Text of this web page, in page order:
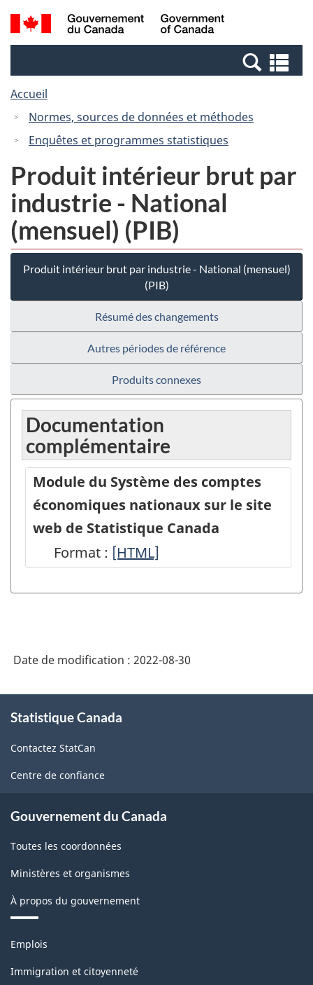
Passer
au
Passer
à
Canada
Recherche
et
et
Accueil
Normes, sources de données et méthodes
Enquêtes et programmes statistiques
Produit intérieur brut par
industrie - National
(mensuel) (PIB)
Produit intérieur brut par industrie - National (mensuel)
(PIB)
Résumé des changements
Autres périodes de référence
Produits connexes
Documentation
complémentaire
Module du Système des comptes
économiques nationaux sur le site
web de Statistique Canada
Format : Module
Système
économiques
nationaux
sur
de
Canada
-
HTML
[HTML]
Date de modification : 2022-08-30
propos
ce
site
Statistique Canada
Contactez StatCan
Centre de confiance
Gouvernement du Canada
Toutes les coordonnées
Ministères et organismes
À propos du gouvernement
Thèmes
sujets
Emplois
Immigration et citoyenneté